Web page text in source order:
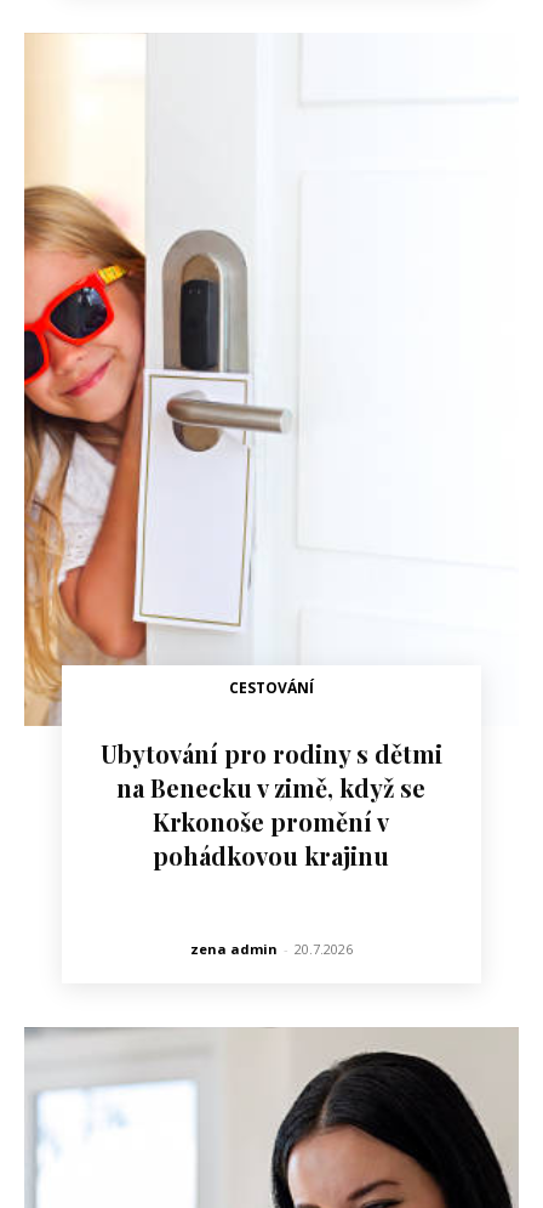
CESTOVÁNÍ
Ubytování pro rodiny s dětmi
na Benecku v zimě, když se
Krkonoše promění v
pohádkovou krajinu
zena admin - 20.7.2026